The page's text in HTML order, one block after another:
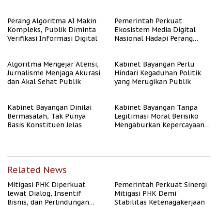
Perang Algoritma AI Makin
Kompleks, Publik Diminta
Verifikasi Informasi Digital
Pemerintah Perkuat
Ekosistem Media Digital
Nasional Hadapi Perang
Algoritma Mengejar Atensi,
Jurnalisme Menjaga Akurasi
dan Akal Sehat Publik
Kabinet Bayangan Perlu
Hindari Kegaduhan Politik
yang Merugikan Publik
Kabinet Bayangan Dinilai
Bermasalah, Tak Punya
Basis Konstituen Jelas
Kabinet Bayangan Tanpa
Legitimasi Moral Berisiko
Mengaburkan Kepercayaan
Related News
Mitigasi PHK Diperkuat
lewat Dialog, Insentif
Bisnis, dan Perlindungan
Pemerintah Perkuat Sinergi
Mitigasi PHK Demi
Stabilitas Ketenagakerjaan